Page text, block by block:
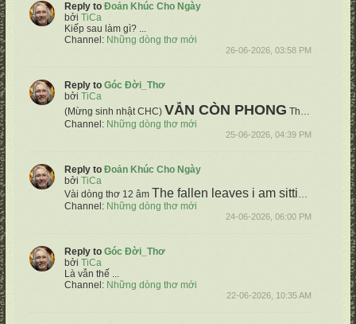
Reply to Đoản Khúc Cho Ngày
bởi TiCa
Kiếp sau làm gì? ...
Channel: Những dòng thơ mới
26-06-2026, 03:58 PM
Reply to Góc Đời_Thơ
bởi TiCa
(Mừng sinh nhật CHC) VẪN CÒN PHONG Thơ: TiCa NXH
Channel: Những dòng thơ mới
25-06-2026, 04:39 PM
Reply to Đoản Khúc Cho Ngày
bởi TiCa
Vài dòng thơ 12 âm The fallen leaves i am sitting The
Channel: Những dòng thơ mới
24-06-2026, 06:00 PM
Reply to Góc Đời_Thơ
bởi TiCa
Là vẫn thế ...
Channel: Những dòng thơ mới
22-06-2026, 10:35 AM